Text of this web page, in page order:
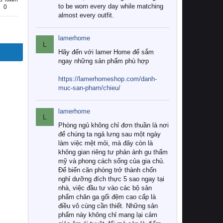
0
to be worn every day while matching
almost every outfit.
L
lamerhome
Hãy đến với lamer Home để sắm
ngay những sản phẩm phù hợp
https://lamerhomeshop.com/danh-
muc-san-pham/chieu/
L
lamerhome
Phòng ngủ không chỉ đơn thuần là nơi
để chúng ta ngả lưng sau một ngày
làm việc mệt mỏi, mà đây còn là
không gian riêng tư phản ánh gu thẩm
mỹ và phong cách sống của gia chủ.
Để biến căn phòng trở thành chốn
nghỉ dưỡng đích thực 5 sao ngay tại
nhà, việc đầu tư vào các bộ sản
phẩm chăn ga gối đệm cao cấp là
điều vô cùng cần thiết. Những sản
phẩm này không chỉ mang lại cảm